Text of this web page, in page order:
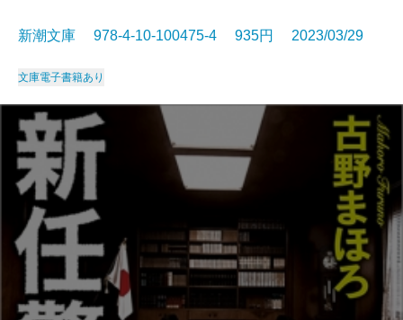
新潮文庫 978-4-10-100475-4 935円 2023/03/29
文庫電子書籍あり